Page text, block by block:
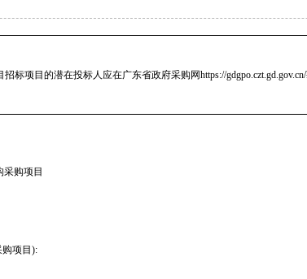
招标项目的潜在投标人应在广东省政府采购网https://gdgpo.czt.gd.gov.cn/
采购项目
购项目):